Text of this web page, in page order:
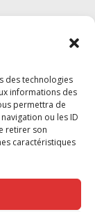
des technologies
informations des
permettra de
ou les ID
retirer son
caractéristiques